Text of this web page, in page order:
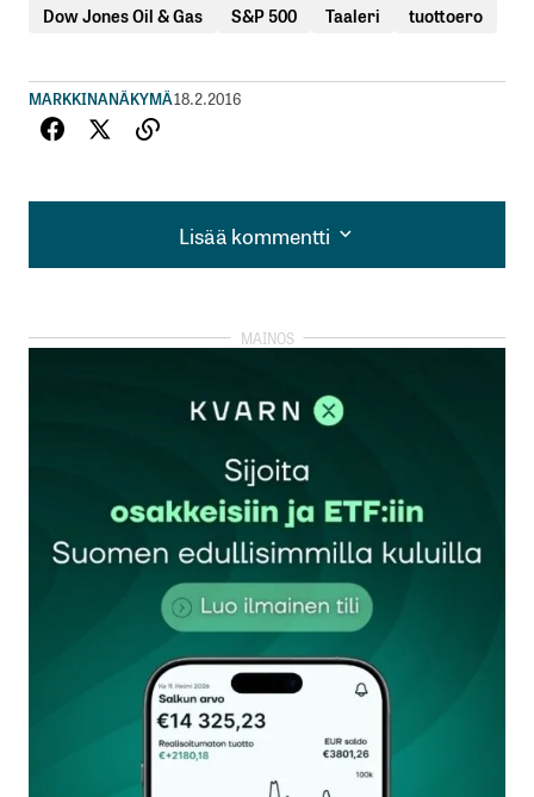
Dow Jones Oil & Gas S&P 500 Taaleri tuottoero
MARKKINANÄKYMÄ18.2.2016
Lisää kommentti
Lisää kommentti
kirjautua
rekisteröityä
Sähköpostiosoitettasi ei julkaista.Pakolliset
kentät on merkitty*
Kommentti*